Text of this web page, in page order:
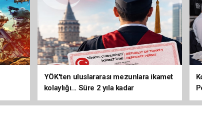
YÖK'ten uluslararası mezunlara ikamet
kolaylığı... Süre 2 yıla kadar
uzatılabilecek